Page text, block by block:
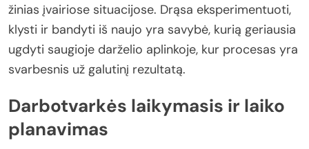
žinias įvairiose situacijose. Drąsa eksperimentuoti,
klysti ir bandyti iš naujo yra savybė, kurią geriausia
ugdyti saugioje darželio aplinkoje, kur procesas yra
svarbesnis už galutinį rezultatą.
Darbotvarkės laikymasis ir laiko
planavimas